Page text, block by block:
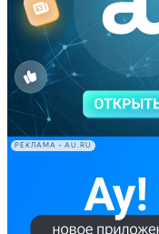
РЕКЛАМА • AU.RU